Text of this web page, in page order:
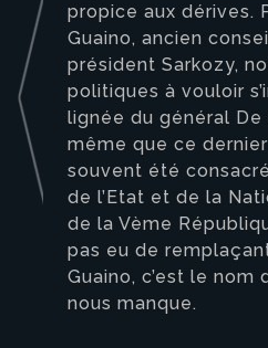
propice aux dérives.
Guaino, ancien
président Sarkozy,
politiques à vouloir
lignée du général De
même que ce
souvent été
de l’Etat et de la
de la Vème
pas eu de
Guaino, c’est le nom
nous manque.